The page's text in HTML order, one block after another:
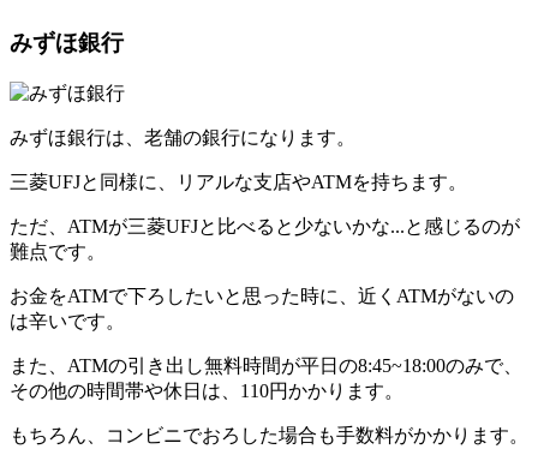
みずほ銀行
みずほ銀行は、老舗の銀行になります。
三菱UFJと同様に、リアルな支店やATMを持ちます。
ただ、ATMが三菱UFJと比べると少ないかな...と感じるのが
難点です。
お金をATMで下ろしたいと思った時に、近くATMがないの
は辛いです。
また、ATMの引き出し無料時間が平日の8:45~18:00のみで、
その他の時間帯や休日は、110円かかります。
もちろん、コンビニでおろした場合も手数料がかかります。